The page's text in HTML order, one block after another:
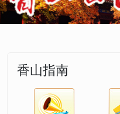
香山指南